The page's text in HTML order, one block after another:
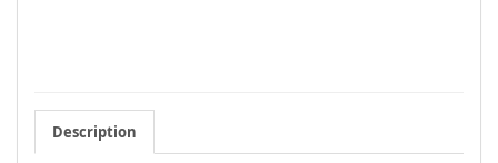
Description